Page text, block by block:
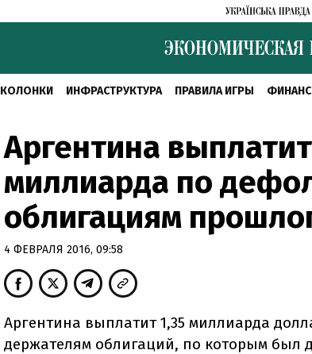
КОЛОНКИ ИНФРАСТРУКТУРА ПРАВИЛА ИГРЫ
Аргентина
миллиарда по
облигациям
4 ФЕВРАЛЯ 2016, 09:58
Аргентина выплатит 1,35 миллиарда
держателям облигаций, по которым был